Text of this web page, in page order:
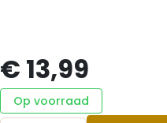
€ 13,99
Op voorraad